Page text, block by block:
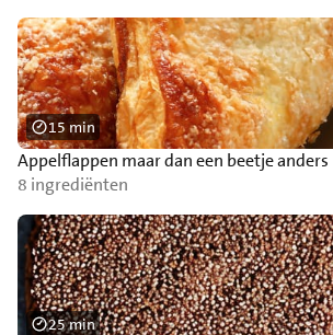
Appelflappen maar dan een beetje anders
8 ingrediënten
15 min
25 min